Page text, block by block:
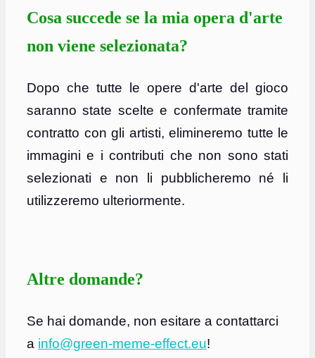
Cosa succede se la mia opera d'arte
non viene selezionata?
Dopo che tutte le opere d'arte del gioco
saranno state scelte e confermate tramite
contratto con gli artisti, elimineremo tutte le
immagini e i contributi che non sono stati
selezionati e non li pubblicheremo né li
utilizzeremo ulteriormente.
Altre domande?
Se hai domande, non esitare a contattarci
a info@green-meme-effect.eu!